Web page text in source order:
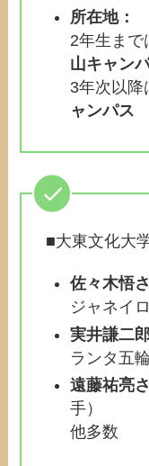
所在地：
2年生まで
山キャン
3年次以降
ャンパス
■大東文化大
佐々木悟
ジャネイ
実井謙二
ランタ五
遠藤祐亮
手）
他多数